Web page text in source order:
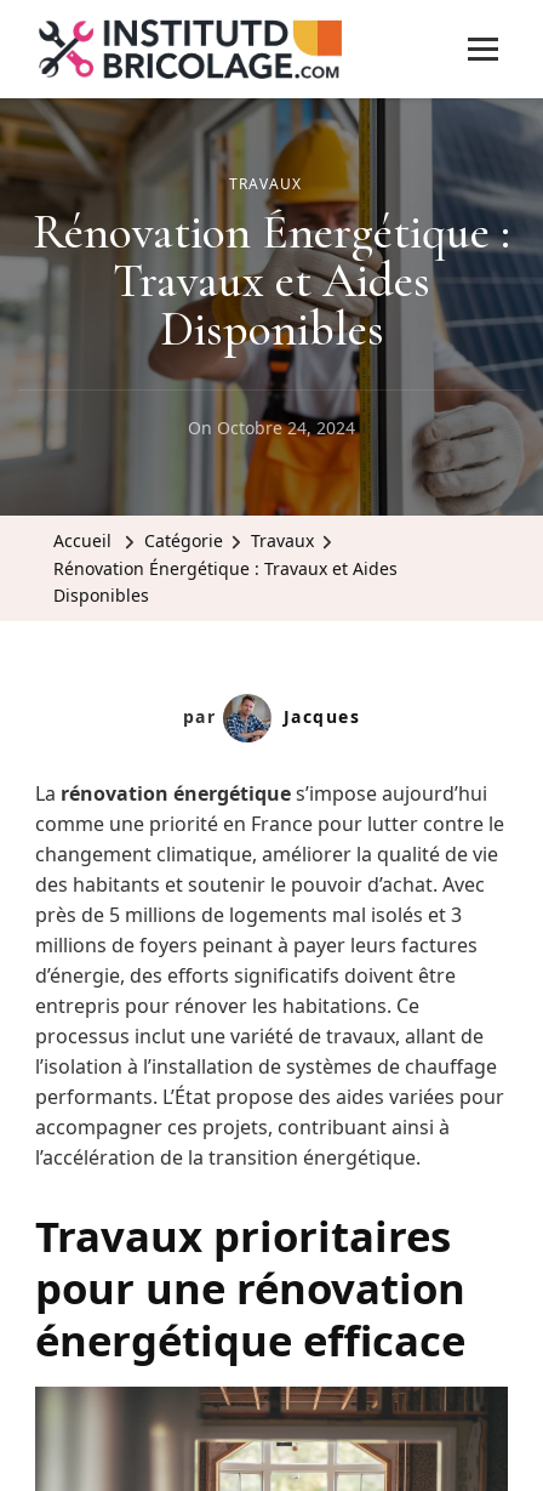
TRAVAUX
Rénovation Énergétique :
Travaux et Aides
Disponibles
On Octobre 24, 2024
Accueil Catégorie
Travaux
Rénovation Énergétique : Travaux et Aides
Disponibles
par Jacques
La rénovation énergétiques’impose aujourd’hui
comme une priorité en France pour lutter contre le
changement climatique, améliorer la qualité de vie
des habitants et soutenir le pouvoir d’achat. Avec
près de 5 millions de logements mal isolés et 3
millions de foyers peinant à payer leurs factures
d’énergie, des efforts significatifs doivent être
entrepris pour rénover les habitations. Ce
processus inclut une variété de travaux, allant de
l’isolation à l’installation de systèmes de chauffage
performants. L’État propose des aides variées pour
accompagner ces projets, contribuant ainsi à
l’accélération de la transition énergétique.
Travaux prioritaires
pour une rénovation
énergétique efficace